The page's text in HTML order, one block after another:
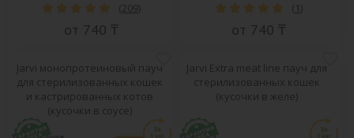
(209)
от 740 ₸
( 1)
от 740 ₸
Jarvi монопротеиновый пауч
для стерилизованных кошек
и кастрированных котов
(кусочки в соусе)
Jarvi Extra meat line пауч для
стерилизованных кошек
(кусочки в желе)